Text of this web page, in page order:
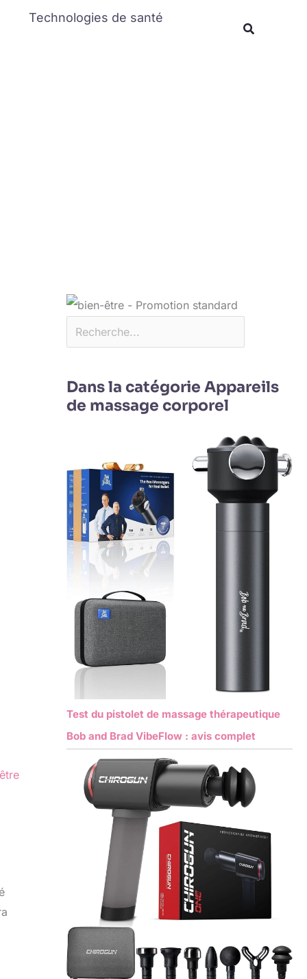
Technologies de santé
Rechercher
Dans la catégorie Appareils
de massage corporel
Test du pistolet de massage thérapeutique
Bob and Brad VibeFlow : avis complet